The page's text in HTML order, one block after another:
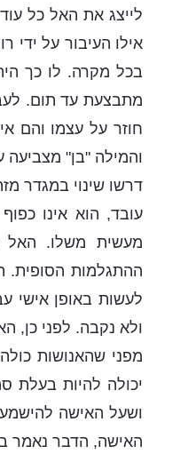
לייצג את האל כל
אילו העיבור על
בכל מקרה. לו כך
מתבצעת עד תום.
חוזר על עצמו והם
והמילה "בן" מצביעה
דרשו שינוי במגדר
עובד, הוא אינו
מעשית משלו. האל
ההתגלמות הסופית.
לעשות באופן אישי
ולא נקבה. לפני כן,
מפני שהאנושות
יכולה להיות
ושעל האישה
האישה, הדבר נאמר